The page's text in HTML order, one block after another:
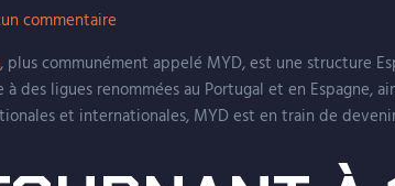
commentaire
, plus communément appelé MYD, est une structure
des ligues renommées au Portugal et en Espagne,
et internationales, MYD est en train de